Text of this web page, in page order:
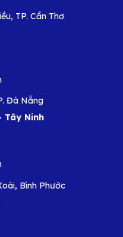
TP. Cần Thơ
Đà Nẵng
Tây Ninh
Bình Phước